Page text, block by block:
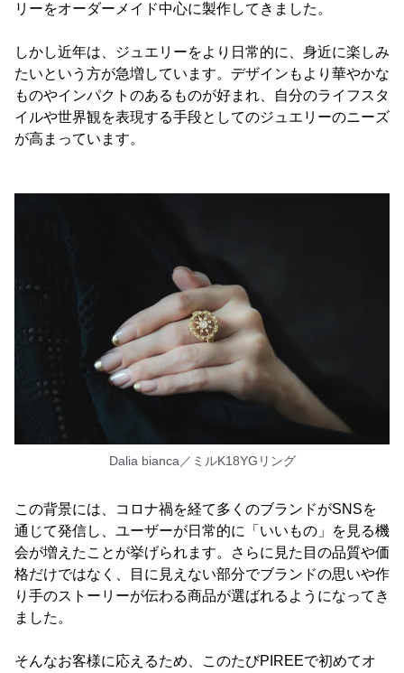
リーをオーダーメイド中心に製作してきました。
しかし近年は、ジュエリーをより日常的に、身近に楽しみ
たいという方が急増しています。デザインもより華やかな
ものやインパクトのあるものが好まれ、自分のライフスタ
イルや世界観を表現する手段としてのジュエリーのニーズ
が高まっています。
Dalia bianca／ミルK18YGリング
この背景には、コロナ禍を経て多くのブランドがSNSを
通じて発信し、ユーザーが日常的に「いいもの」を見る機
会が増えたことが挙げられます。さらに見た目の品質や価
格だけではなく、目に見えない部分でブランドの思いや作
り手のストーリーが伝わる商品が選ばれるようになってき
ました。
そんなお客様に応えるため、このたびPIREEで初めてオ